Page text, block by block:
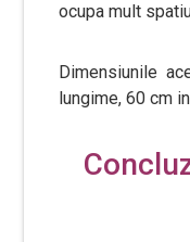
ocupa mult
Dimensiunile
lungime, 60 cm